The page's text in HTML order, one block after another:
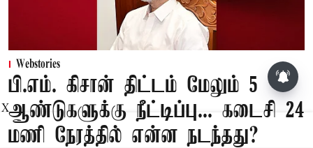
Webstories
பி.எம். கிசான் திட்டம் மேலும் 5
ஆண்டுகளுக்கு நீட்டிப்பு... கடைசி 24
மணி நேரத்தில் என்ன நடந்தது?
X